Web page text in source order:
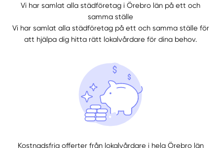
Få hjälp
Välj tillvägagångssätt
Vi har samlat alla städföretag i Örebro län på ett och
samma ställe
Vi har samlat alla städföretag på ett och samma ställe för
att hjälpa dig hitta rätt lokalvårdare för dina behov.
Kostnadsfria offerter från lokalvårdare i hela Örebro län